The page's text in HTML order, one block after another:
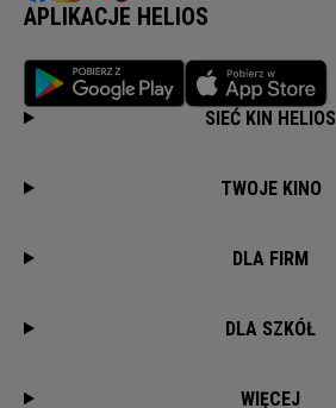
APLIKACJE HELIOS
SIEĆ KIN HELIOS
TWOJE KINO
DLA FIRM
DLA SZKÓŁ
WIĘCEJ